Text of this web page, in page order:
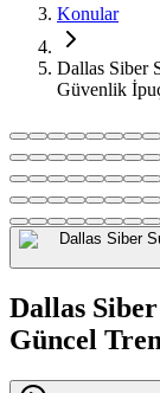
Konular
Dallas Siber
Güvenlik
Dallas
Güncel